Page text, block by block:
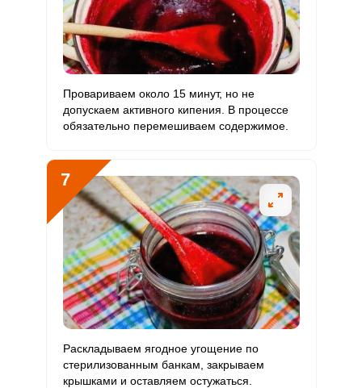
Провариваем около 15 минут, но не
допускаем активного кипения. В процессе
обязательно перемешиваем содержимое.
7
Раскладываем ягодное угощение по
стерилизованным банкам, закрываем
крышками и оставляем остужаться.